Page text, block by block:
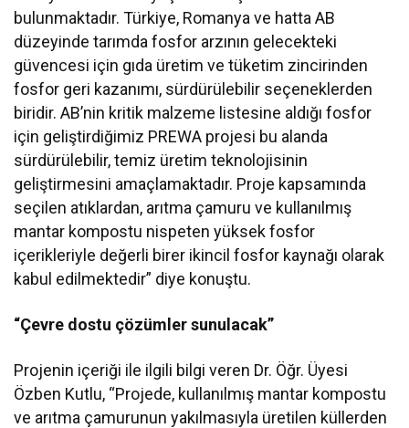
bulunmaktadır. Türkiye, Romanya ve hatta AB
düzeyinde tarımda fosfor arzının gelecekteki
güvencesi için gıda üretim ve tüketim zincirinden
fosfor geri kazanımı, sürdürülebilir seçeneklerden
biridir. AB’nin kritik malzeme listesine aldığı fosfor
için geliştirdiğimiz PREWA projesi bu alanda
sürdürülebilir, temiz üretim teknolojisinin
geliştirmesini amaçlamaktadır. Proje kapsamında
seçilen atıklardan, arıtma çamuru ve kullanılmış
mantar kompostu nispeten yüksek fosfor
içerikleriyle değerli birer ikincil fosfor kaynağı olarak
kabul edilmektedir” diye konuştu.
“Çevre dostu çözümler sunulacak”
Projenin içeriği ile ilgili bilgi veren Dr. Öğr. Üyesi
Özben Kutlu, “Projede, kullanılmış mantar kompostu
ve arıtma çamurunun yakılmasıyla üretilen küllerden